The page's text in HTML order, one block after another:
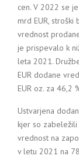
cen. V 2022 se
mrd EUR,
vrednost
je prispevalo k
leta 2021.
EUR dodane
EUR oz. za 46,2
Ustvarjena
kjer so zabeležili
vrednost na
v letu 2021 na